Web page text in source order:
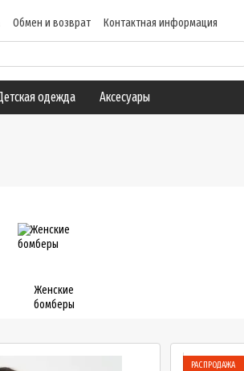
Обмен и возврат
Контактная информация
Отзывы о магазине Блог
одежда Аксесуары
Женские
бомберы
РАСПРОДАЖА